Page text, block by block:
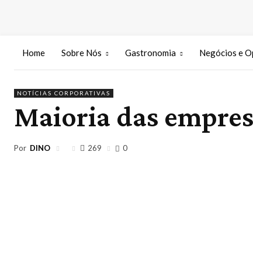
Home Sobre Nós Gastronomia Negócios e
NOTÍCIAS CORPORATIVAS
Maioria das
Por DINO 269 0